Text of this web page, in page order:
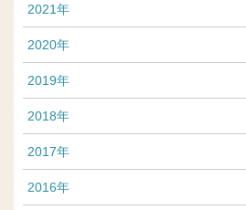
2021年
2020年
2019年
2018年
2017年
2016年